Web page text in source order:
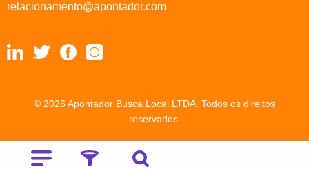
relacionamento@apontador.com
© 2026 Apontador Busca Local LTDA. Todos os direitos
reservados.